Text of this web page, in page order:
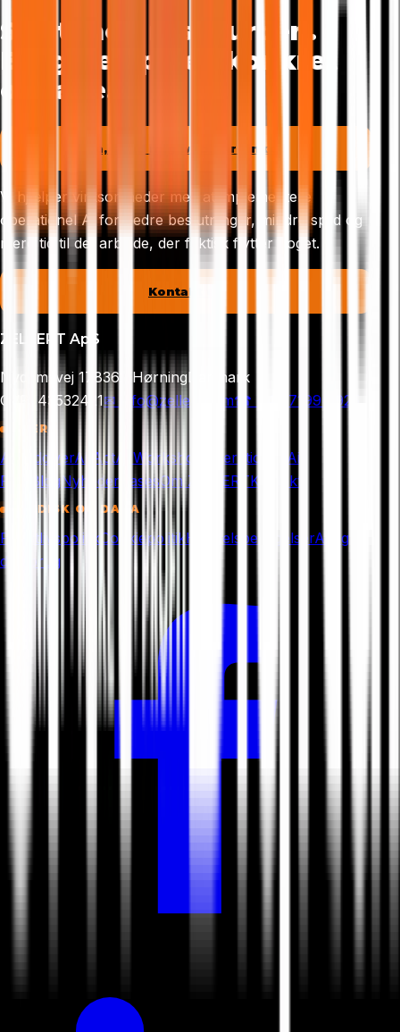
Start med ressourcen.
Brug den på en konkret
opgave.
Ja, send mig webinar-linket
Vi hjælper virksomheder med at implementere
operationel Ai for bedre beslutninger, mindre spild og
mere tid til det arbejde, der faktisk flytter noget.
Kontakt os
ZELLERT ApS
Nydamsvej 17 8362 HørningDanmark
CVR: 43532421✉ info@zellert.com☎ +45 7199 0925
SIDER
Ai-rådgiverAi ActAi Workshop
Operationel Ai
PRO
BlogNyheder CasesOm ZELLERTKontakt
JURIDISK OG DATA
Privatlivspolitik CookiepolitikHandelsbetingelserAi og
databrug